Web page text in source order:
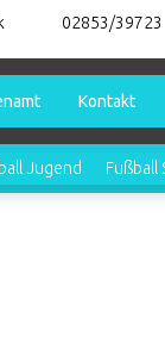
02853/39723
Kontakt
Jugend Fußball